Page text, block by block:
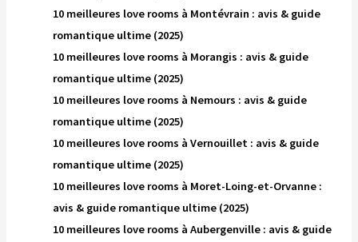
10 meilleures love rooms à Montévrain : avis & guide
romantique ultime (2025)
10 meilleures love rooms à Morangis : avis & guide
romantique ultime (2025)
10 meilleures love rooms à Nemours : avis & guide
romantique ultime (2025)
10 meilleures love rooms à Vernouillet : avis & guide
romantique ultime (2025)
10 meilleures love rooms à Moret-Loing-et-Orvanne :
avis & guide romantique ultime (2025)
10 meilleures love rooms à Aubergenville : avis & guide